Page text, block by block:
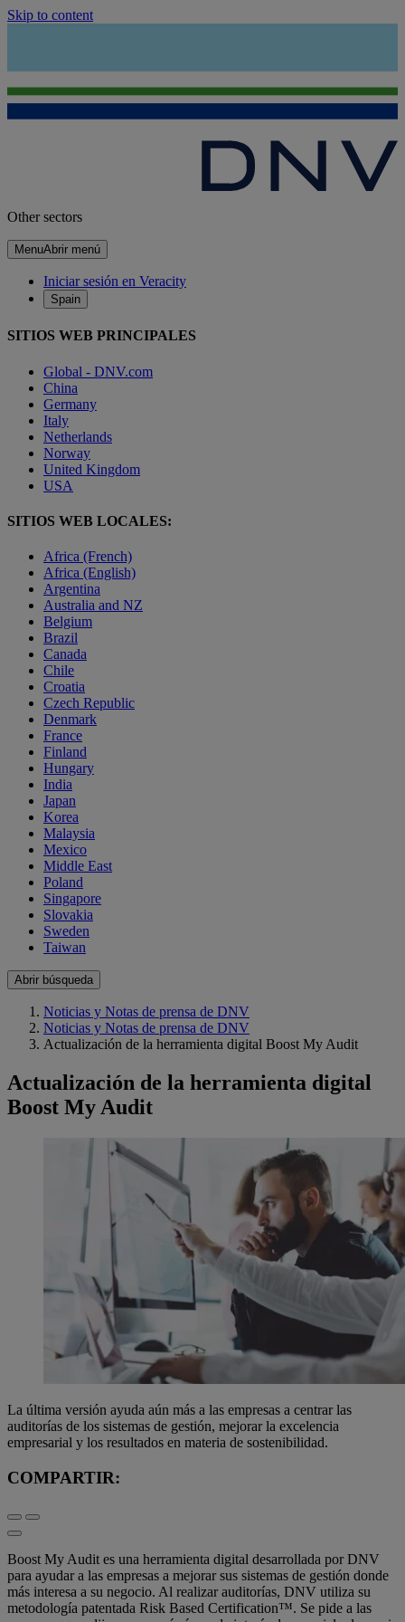
Skip to content
Other sectors
MenuAbrir menú
Iniciar sesión en Veracity
Spain
SITIOS WEB PRINCIPALES
Global - DNV.com
China
Germany
Italy
Netherlands
Norway
United Kingdom
USA
SITIOS WEB LOCALES:
Africa (French)
Africa (English)
Argentina
Australia and NZ
Belgium
Brazil
Canada
Chile
Croatia
Czech Republic
Denmark
France
Finland
Hungary
India
Japan
Korea
Malaysia
Mexico
Middle East
Poland
Singapore
Slovakia
Sweden
Taiwan
Abrir búsqueda
Noticias y Notas de prensa de DNV
Noticias y Notas de prensa de DNV
Actualización de la herramienta digital Boost My Audit
Actualización de la herramienta digital
Boost My Audit
La última versión ayuda aún más a las empresas a centrar las
auditorías de los sistemas de gestión, mejorar la excelencia
empresarial y los resultados en materia de sostenibilidad.
COMPARTIR:
Boost My Audit es una herramienta digital desarrollada por DNV
para ayudar a las empresas a mejorar sus sistemas de gestión donde
más interesa a su negocio. Al realizar auditorías, DNV utiliza su
metodología patentada Risk Based Certification™. Se pide a las